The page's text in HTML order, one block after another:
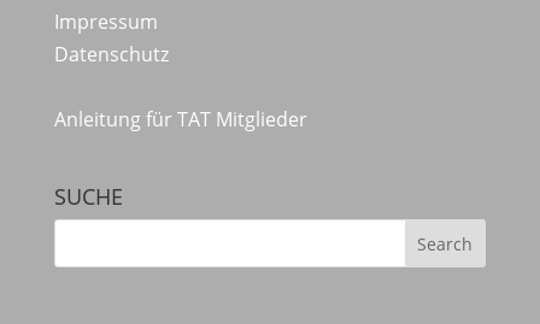
Impressum
Datenschutz
Anleitung für TAT Mitglieder
SUCHE